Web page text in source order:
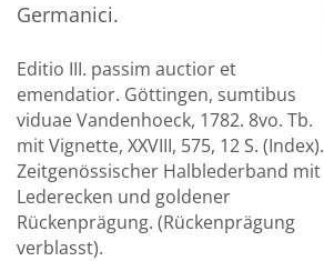
Germanici.
Editio III. passim auctior et
emendatior. Göttingen, sumtibus
viduae Vandenhoeck, 1782. 8vo. Tb.
mit Vignette, XXVIII, 575, 12 S. (Index).
Zeitgenössischer Halblederband mit
Lederecken und goldener
Rückenprägung. (Rückenprägung
verblasst).